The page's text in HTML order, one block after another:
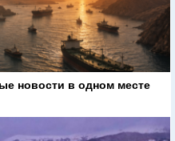
новости в одном месте